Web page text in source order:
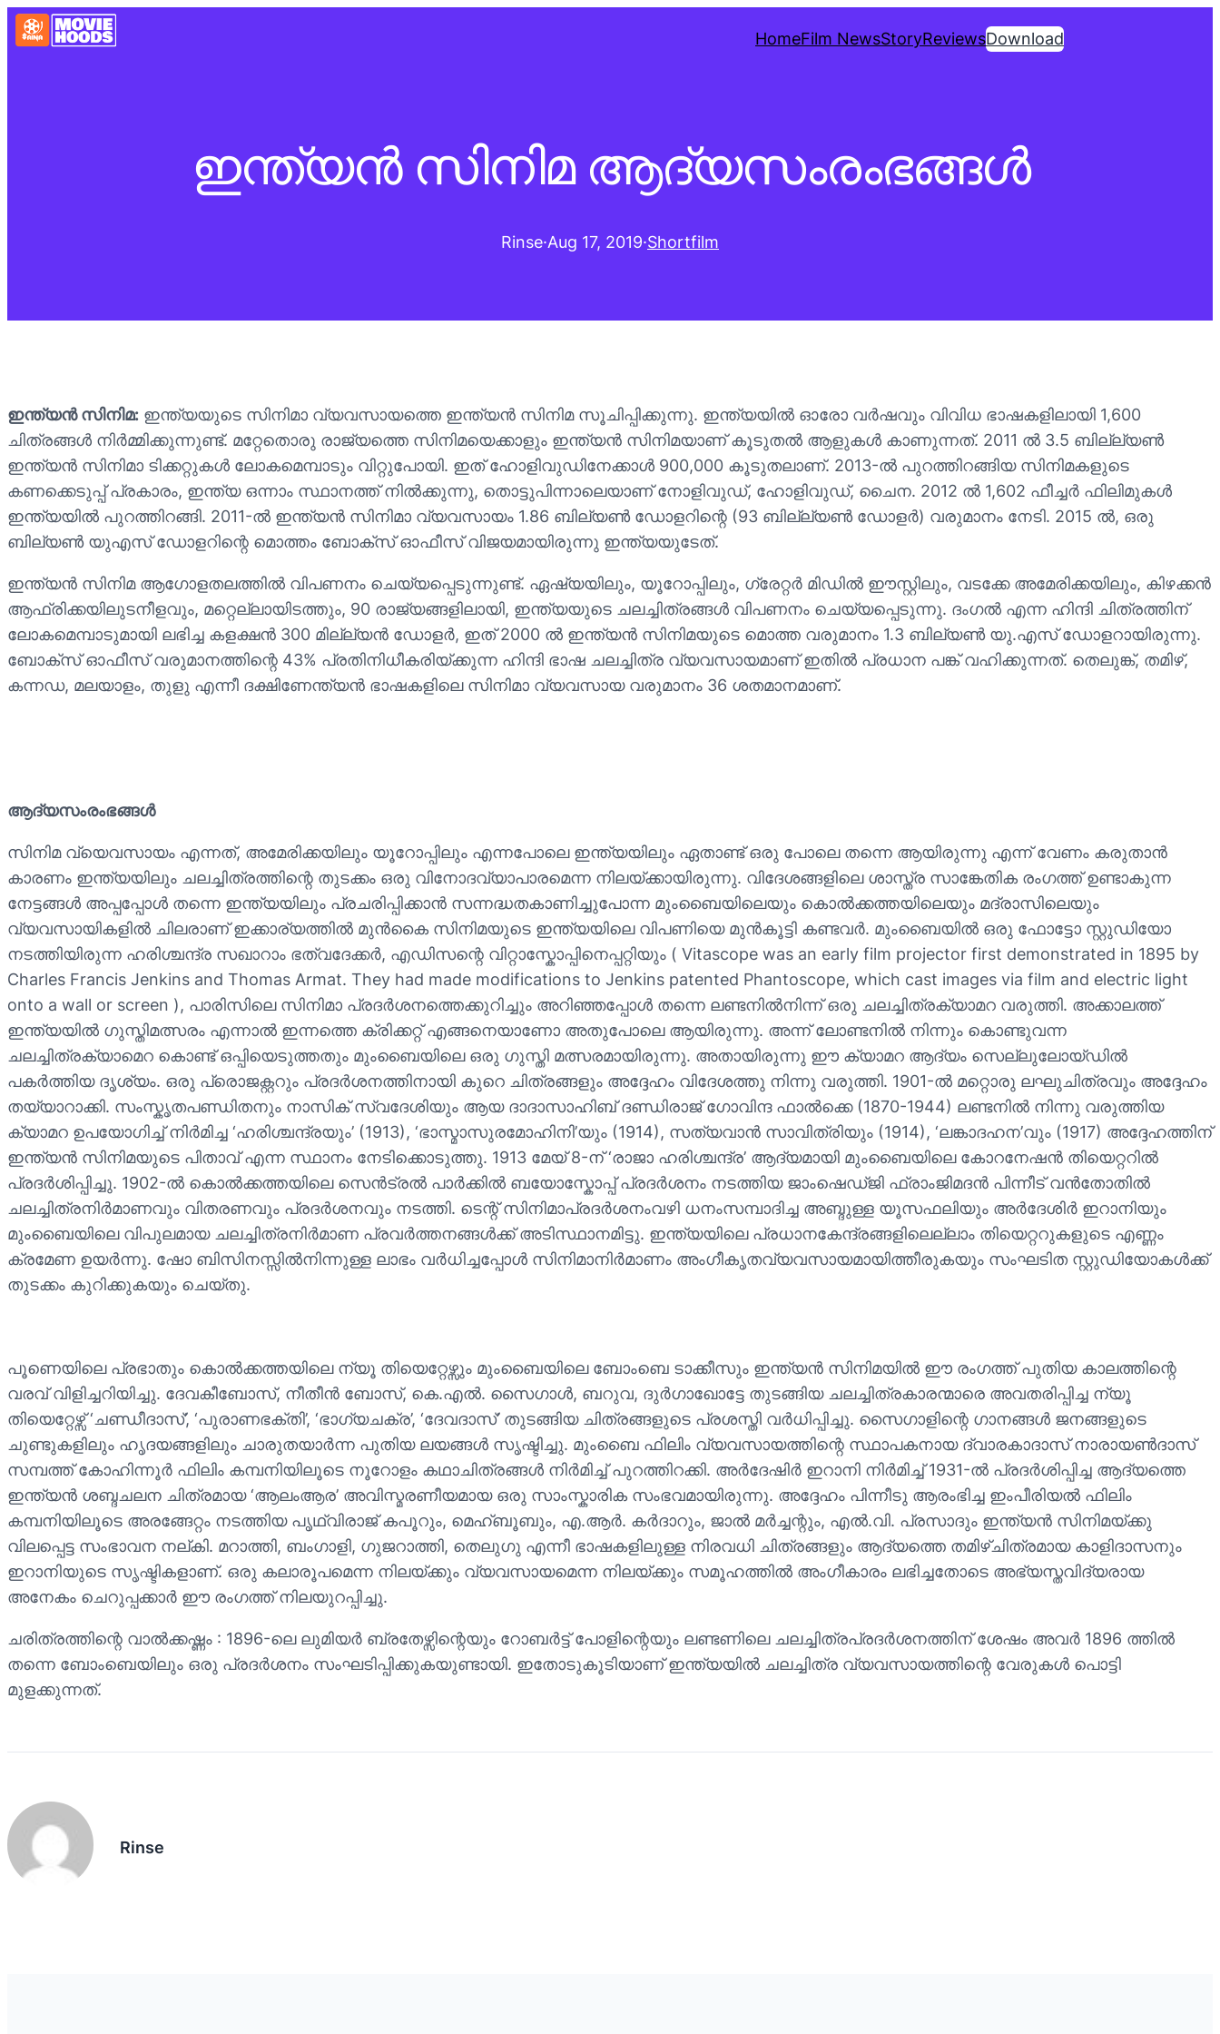
HomeFilm NewsStoryReviewsDownload
ഇന്ത്യന്‍ സിനിമ ആദ്യസംരംഭങ്ങള്‍
Rinse·Aug 17, 2019·Shortfilm
ഇന്ത്യൻ സിനിമ: ഇന്ത്യയുടെ സിനിമാ വ്യവസായത്തെ ഇന്ത്യൻ സിനിമ സൂചിപ്പിക്കുന്നു. ഇന്ത്യയിൽ ഓരോ വർഷവും വിവിധ ഭാഷകളിലായി 1,600
ചിത്രങ്ങൾ നിർമ്മിക്കുന്നുണ്ട്. മറ്റേതൊരു രാജ്യത്തെ സിനിമയെക്കാളും ഇന്ത്യൻ സിനിമയാണ് കൂടുതൽ ആളുകൾ കാണുന്നത്. 2011 ൽ 3.5 ബില്ല്യൺ
ഇന്ത്യൻ സിനിമാ ടിക്കറ്റുകൾ ലോകമെമ്പാടും വിറ്റുപോയി. ഇത് ഹോളിവുഡിനേക്കാൾ 900,000 കൂടുതലാണ്. 2013-ൽ പുറത്തിറങ്ങിയ സിനിമകളുടെ
കണക്കെടുപ്പ് പ്രകാരം, ഇന്ത്യ ഒന്നാം സ്ഥാനത്ത് നിൽക്കുന്നു, തൊട്ടുപിന്നാലെയാണ് നോളിവുഡ്, ഹോളിവുഡ്, ചൈന. 2012 ൽ 1,602 ഫീച്ചർ ഫിലിമുകൾ
ഇന്ത്യയിൽ പുറത്തിറങ്ങി. 2011-ൽ ഇന്ത്യൻ സിനിമാ വ്യവസായം 1.86 ബില്യൺ ഡോളറിന്റെ (93 ബില്ല്യൺ ഡോളർ) വരുമാനം നേടി. 2015 ൽ, ഒരു
ബില്യൺ യുഎസ് ഡോളറിന്റെ മൊത്തം ബോക്സ് ഓഫീസ് വിജയമായിരുന്നു ഇന്ത്യയുടേത്.
ഇന്ത്യൻ സിനിമ ആഗോളതലത്തിൽ വിപണനം ചെയ്യപ്പെടുന്നുണ്ട്. ഏഷ്യയിലും, യൂറോപ്പിലും, ഗ്രേറ്റർ മിഡിൽ ഈസ്റ്റിലും, വടക്കേ അമേരിക്കയിലും, കിഴക്കൻ
ആഫ്രിക്കയിലുടനീളവും, മറ്റെല്ലായിടത്തും, 90 രാജ്യങ്ങളിലായി, ഇന്ത്യയുടെ ചലച്ചിത്രങ്ങൾ വിപണനം ചെയ്യപ്പെടുന്നു. ദംഗൽ എന്ന ഹിന്ദി ചിത്രത്തിന്
ലോകമെമ്പാടുമായി ലഭിച്ച കളക്ഷൻ 300 മില്ല്യൻ ഡോളർ, ഇത് 2000 ൽ ഇന്ത്യൻ സിനിമയുടെ മൊത്ത വരുമാനം 1.3 ബില്യൺ യു.എസ് ഡോളറായിരുന്നു.
ബോക്സ് ഓഫീസ് വരുമാനത്തിന്റെ 43% പ്രതിനിധീകരിയ്ക്കുന്ന ഹിന്ദി ഭാഷ ചലച്ചിത്ര വ്യവസായമാണ് ഇതിൽ പ്രധാന പങ്ക് വഹിക്കുന്നത്. തെലുങ്ക്, തമിഴ്,
കന്നഡ, മലയാളം, തുളു എന്നീ ദക്ഷിണേന്ത്യൻ ഭാഷകളിലെ സിനിമാ വ്യവസായ വരുമാനം 36 ശതമാനമാണ്.
ആദ്യസംരംഭങ്ങള്‍
സിനിമ വ്യെവസായം എന്നത്, അമേരിക്കയിലും യൂറോപ്പിലും എന്നപോലെ ഇന്ത്യയിലും ഏതാണ്ട് ഒരു പോലെ തന്നെ ആയിരുന്നു എന്ന് വേണം കരുതാൻ
കാരണം ഇന്ത്യയിലും ചലച്ചിത്രത്തിന്റെ തുടക്കം ഒരു വിനോദവ്യാപാരമെന്ന നിലയ്ക്കായിരുന്നു. വിദേശങ്ങളിലെ ശാസ്ത്ര സാങ്കേതിക രംഗത്ത് ഉണ്ടാകുന്ന
നേട്ടങ്ങള്‍ അപ്പപ്പോള്‍ തന്നെ ഇന്ത്യയിലും പ്രചരിപ്പിക്കാന്‍ സന്നദ്ധതകാണിച്ചുപോന്ന മുംബൈയിലെയും കൊല്‍ക്കത്തയിലെയും മദ്രാസിലെയും
വ്യവസായികളില്‍ ചിലരാണ് ഇക്കാര്യത്തില്‍ മുന്‍കൈ സിനിമയുടെ ഇന്ത്യയിലെ വിപണിയെ മുൻകൂട്ടി കണ്ടവർ. മുംബൈയില്‍ ഒരു ഫോട്ടോ സ്റ്റുഡിയോ
നടത്തിയിരുന്ന ഹരിശ്ചന്ദ്ര സഖാറാം ഭത്വദേക്കര്‍, എഡിസന്റെ വിറ്റാസ്കോപ്പിനെപ്പറ്റിയും ( Vitascope was an early film projector first demonstrated in 1895 by
Charles Francis Jenkins and Thomas Armat. They had made modifications to Jenkins patented Phantoscope, which cast images via film and electric light
onto a wall or screen ), പാരിസിലെ സിനിമാ പ്രദര്‍ശനത്തെക്കുറിച്ചും അറിഞ്ഞപ്പോള്‍ തന്നെ ലണ്ടനില്‍നിന്ന് ഒരു ചലച്ചിത്രക്യാമറ വരുത്തി. അക്കാലത്ത്
ഇന്ത്യയിൽ ഗുസ്തിമത്സരം എന്നാൽ ഇന്നത്തെ ക്രിക്കറ്റ് എങ്ങനെയാണോ അതുപോലെ ആയിരുന്നു. അന്ന് ലോണ്ടനിൽ നിന്നും കൊണ്ടുവന്ന
ചലച്ചിത്രക്യാമെറ കൊണ്ട് ഒപ്പിയെടുത്തതും മുംബൈയിലെ ഒരു ഗുസ്തി മത്സരമായിരുന്നു. അതായിരുന്നു ഈ ക്യാമറ ആദ്യം സെല്ലുലോയ്ഡില്‍
പകര്‍ത്തിയ ദൃശ്യം. ഒരു പ്രൊജക്റ്ററും പ്രദര്‍ശനത്തിനായി കുറെ ചിത്രങ്ങളും അദ്ദേഹം വിദേശത്തു നിന്നു വരുത്തി. 1901-ല്‍ മറ്റൊരു ലഘുചിത്രവും അദ്ദേഹം
തയ്യാറാക്കി. സംസ്കൃതപണ്ഡിതനും നാസിക് സ്വദേശിയും ആയ ദാദാസാഹിബ് ദണ്ഡിരാജ് ഗോവിന്ദ ഫാല്‍ക്കെ (1870-1944) ലണ്ടനില്‍ നിന്നു വരുത്തിയ
ക്യാമറ ഉപയോഗിച്ച് നിര്‍മിച്ച ‘ഹരിശ്ചന്ദ്രയും’ (1913), ‘ഭാസ്മാസുരമോഹിനി’യും (1914), സത്യവാന്‍ സാവിത്രിയും (1914), ‘ലങ്കാദഹന’വും (1917) അദ്ദേഹത്തിന്
ഇന്ത്യന്‍ സിനിമയുടെ പിതാവ് എന്ന സ്ഥാനം നേടിക്കൊടുത്തു. 1913 മേയ് 8-ന് ‘രാജാ ഹരിശ്ചന്ദ്ര’ ആദ്യമായി മുംബൈയിലെ കോറനേഷന്‍ തിയെറ്ററില്‍
പ്രദര്‍ശിപ്പിച്ചു. 1902-ല്‍ കൊല്‍ക്കത്തയിലെ സെന്‍ട്രല്‍ പാര്‍ക്കില്‍ ബയോസ്കോപ്പ് പ്രദര്‍ശനം നടത്തിയ ജാംഷെഡ്ജി ഫ്രാംജിമദന്‍ പിന്നീട് വന്‍തോതില്‍
ചലച്ചിത്രനിര്‍മാണവും വിതരണവും പ്രദര്‍ശനവും നടത്തി. ടെന്റ് സിനിമാപ്രദര്‍ശനംവഴി ധനംസമ്പാദിച്ച അബ്ദുള്ള യൂസഫലിയും അര്‍ദേശിര്‍ ഇറാനിയും
മുംബൈയിലെ വിപുലമായ ചലച്ചിത്രനിര്‍മാണ പ്രവര്‍ത്തനങ്ങള്‍ക്ക് അടിസ്ഥാനമിട്ടു. ഇന്ത്യയിലെ പ്രധാനകേന്ദ്രങ്ങളിലെല്ലാം തിയെറ്ററുകളുടെ എണ്ണം
ക്രമേണ ഉയര്‍ന്നു. ഷോ ബിസിനസ്സില്‍നിന്നുള്ള ലാഭം വര്‍ധിച്ചപ്പോള്‍ സിനിമാനിര്‍മാണം അംഗീകൃതവ്യവസായമായിത്തീരുകയും സംഘടിത സ്റ്റുഡിയോകള്‍ക്ക്
തുടക്കം കുറിക്കുകയും ചെയ്തു.
പൂണെയിലെ പ്രഭാതും കൊല്‍ക്കത്തയിലെ ന്യൂ തിയെറ്റേഴ്സും മുംബൈയിലെ ബോംബെ ടാക്കീസും ഇന്ത്യന്‍ സിനിമയില്‍ ഈ രംഗത്ത് പുതിയ കാലത്തിന്റെ
വരവ് വിളിച്ചറിയിച്ചു. ദേവകീബോസ്, നീതീന്‍ ബോസ്, കെ.എല്‍. സൈഗാള്‍, ബറുവ, ദുര്‍ഗാഖോട്ടേ തുടങ്ങിയ ചലച്ചിത്രകാരന്മാരെ അവതരിപ്പിച്ച ന്യൂ
തിയെറ്റേഴ്സ് ‘ചണ്ഡീദാസ്’, ‘പുരാണഭക്തി’, ‘ഭാഗ്യചക്ര’, ‘ദേവദാസ്’ തുടങ്ങിയ ചിത്രങ്ങളുടെ പ്രശസ്തി വര്‍ധിപ്പിച്ചു. സൈഗാളിന്റെ ഗാനങ്ങള്‍ ജനങ്ങളുടെ
ചുണ്ടുകളിലും ഹൃദയങ്ങളിലും ചാരുതയാര്‍ന്ന പുതിയ ലയങ്ങള്‍ സൃഷ്ടിച്ചു. മുംബൈ ഫിലിം വ്യവസായത്തിന്റെ സ്ഥാപകനായ ദ്വാരകാദാസ് നാരായണ്‍ദാസ്
സമ്പത്ത് കോഹിന്നൂര്‍ ഫിലിം കമ്പനിയിലൂടെ നൂറോളം കഥാചിത്രങ്ങള്‍ നിര്‍മിച്ച് പുറത്തിറക്കി. അര്‍ദേഷിര്‍ ഇറാനി നിര്‍മിച്ച് 1931-ല്‍ പ്രദര്‍ശിപ്പിച്ച ആദ്യത്തെ
ഇന്ത്യന്‍ ശബ്ദചലന ചിത്രമായ ‘ആലംആര’ അവിസ്മരണീയമായ ഒരു സാംസ്കാരിക സംഭവമായിരുന്നു. അദ്ദേഹം പിന്നീടു ആരംഭിച്ച ഇംപീരിയല്‍ ഫിലിം
കമ്പനിയിലൂടെ അരങ്ങേറ്റം നടത്തിയ പൃഥ്വിരാജ് കപൂറും, മെഹ്ബൂബും, എ.ആര്‍. കര്‍ദാറും, ജാല്‍ മര്‍ച്ചന്റും, എല്‍.വി. പ്രസാദും ഇന്ത്യന്‍ സിനിമയ്ക്കു
വിലപ്പെട്ട സംഭാവന നല്കി. മറാത്തി, ബംഗാളി, ഗുജറാത്തി, തെലുഗു എന്നീ ഭാഷകളിലുള്ള നിരവധി ചിത്രങ്ങളും ആദ്യത്തെ തമിഴ്ചിത്രമായ കാളിദാസനും
ഇറാനിയുടെ സൃഷ്ടികളാണ്. ഒരു കലാരൂപമെന്ന നിലയ്ക്കും വ്യവസായമെന്ന നിലയ്ക്കും സമൂഹത്തില്‍ അംഗീകാരം ലഭിച്ചതോടെ അഭ്യസ്തവിദ്യരായ
അനേകം ചെറുപ്പക്കാര്‍ ഈ രംഗത്ത് നിലയുറപ്പിച്ചു.
ചരിത്രത്തിന്റെ വാൽക്കഷ്ണം : 1896-ലെ ലുമിയർ ബ്രതേഴ്സിന്റെയും റോബർട്ട് പോളിന്റെയും ലണ്ടണിലെ ചലച്ചിത്രപ്രദർശനത്തിന് ശേഷം അവർ 1896 ത്തിൽ
തന്നെ ബോംബെയിലും ഒരു പ്രദർശനം സംഘടിപ്പിക്കുകയുണ്ടായി. ഇതോടുകൂടിയാണ് ഇന്ത്യയിൽ ചലച്ചിത്ര വ്യവസായത്തിന്റെ വേരുകൾ പൊട്ടി
മുളക്കുന്നത്.
Rinse